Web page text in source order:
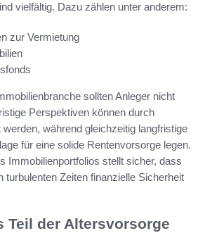
vielfältig. Dazu zählen unter anderem:
zur Vermietung
sollten Anleger nicht
Perspektiven können durch
während gleichzeitig langfristige
für eine solide Rentenvorsorge legen.
Immobilienportfolios stellt sicher, dass
turbulenten Zeiten finanzielle Sicherheit
Teil der Altersvorsorge